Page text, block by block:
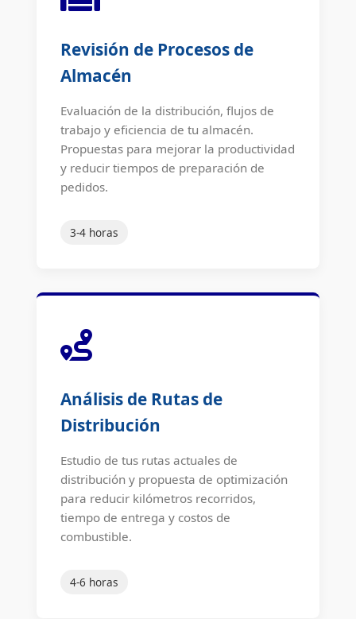
Revisión de Procesos de
Almacén
Evaluación de la distribución, flujos de
trabajo y eficiencia de tu almacén.
Propuestas para mejorar la productividad
y reducir tiempos de preparación de
pedidos.
3-4 horas
Análisis de Rutas de
Distribución
Estudio de tus rutas actuales de
distribución y propuesta de optimización
para reducir kilómetros recorridos,
tiempo de entrega y costos de
combustible.
4-6 horas